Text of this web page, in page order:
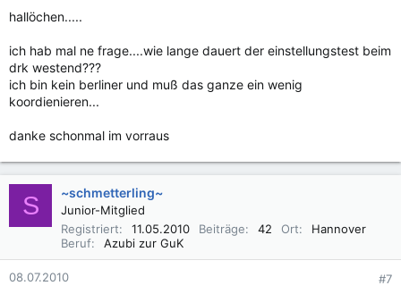
hallöchen.....
ich hab mal ne frage....wie lange dauert der einstellungstest beim
drk westend???
ich bin kein berliner und muß das ganze ein wenig
koordienieren...
danke schonmal im vorraus
S ~schmetterling~
Junior-Mitglied
Registriert
11.05.2010 Beiträge 42 Ort
Hannover
Beruf
Azubi zur GuK
08.07.2010 #7